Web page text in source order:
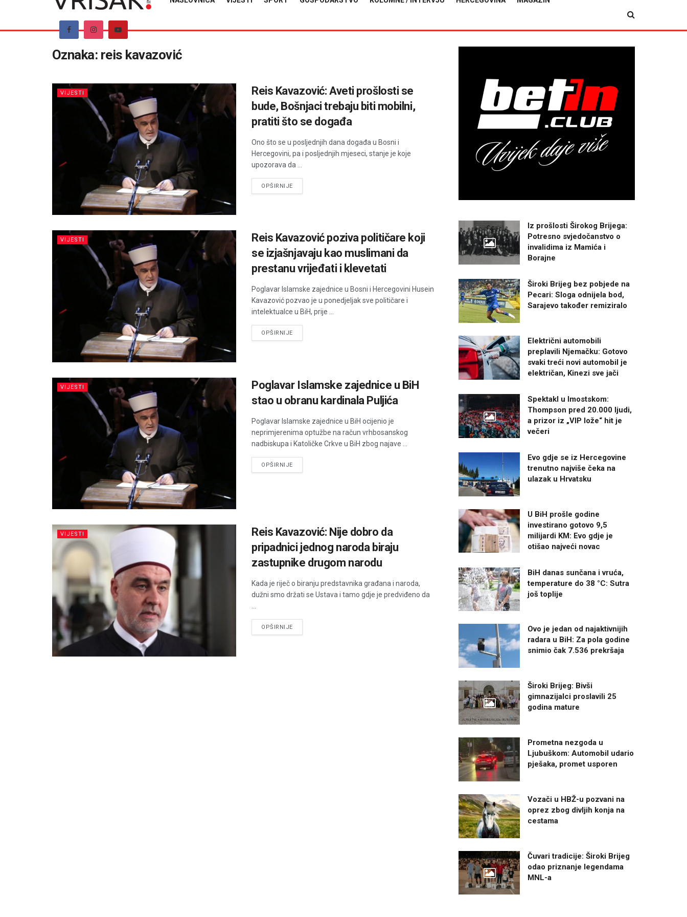
Oznaka: reis kavazović
VIJESTI
Reis Kavazović: Aveti prošlosti se
bude, Bošnjaci trebaju biti mobilni,
pratiti što se događa
Ono što se u posljednjih dana događa u Bosni i
Hercegovini, pa i posljednjih mjeseci, stanje je koje
upozorava da ...
OPŠIRNIJEDETAILS
VIJESTI
Reis Kavazović poziva političare koji
se izjašnjavaju kao muslimani da
prestanu vrijeđati i klevetati
Poglavar Islamske zajednice u Bosni i Hercegovini Husein
Kavazović pozvao je u ponedjeljak sve političare i
intelektualce u BiH, prije ...
OPŠIRNIJEDETAILS
VIJESTI
Poglavar Islamske zajednice u BiH
stao u obranu kardinala Puljića
Poglavar Islamske zajednice u BiH ocijenio je
neprimjerenima optužbe na račun vrhbosanskog
nadbiskupa i Katoličke Crkve u BiH zbog najave ...
OPŠIRNIJEDETAILS
VIJESTI
Reis Kavazović: Nije dobro da
pripadnici jednog naroda biraju
zastupnike drugom narodu
Kada je riječ o biranju predstavnika građana i naroda,
dužni smo držati se Ustava i tamo gdje je predviđeno da
OPŠIRNIJEDETAILS
Iz prošlosti Širokog Brijega:
Potresno svjedočanstvo o
invalidima iz Mamića i
Borajne
Široki Brijeg bez pobjede na
Pecari: Sloga odnijela bod,
Sarajevo također remiziralo
Električni automobili
preplavili Njemačku: Gotovo
svaki treći novi automobil je
električan, Kinezi sve jači
Spektakl u Imostskom:
Thompson pred 20.000 ljudi,
a prizor iz „VIP lože“ hit je
večeri
Evo gdje se iz Hercegovine
trenutno najviše čeka na
ulazak u Hrvatsku
U BiH prošle godine
investirano gotovo 9,5
milijardi KM: Evo gdje je
otišao najveći novac
BiH danas sunčana i vruća,
temperature do 38 °C: Sutra
još toplije
Ovo je jedan od najaktivnijih
radara u BiH: Za pola godine
snimio čak 7.536 prekršaja
Široki Brijeg: Bivši
gimnazijalci proslavili 25
godina mature
Prometna nezgoda u
Ljubuškom: Automobil udario
pješaka, promet usporen
Vozači u HBŽ-u pozvani na
oprez zbog divljih konja na
cestama
Čuvari tradicije: Široki Brijeg
odao priznanje legendama
MNL-a